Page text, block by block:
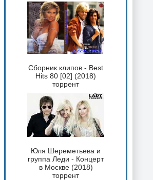
Сборник клипов - Best
Hits 80 [02] (2018)
торрент
Юля Шереметьева и
группа Леди - Концерт
в Москве (2018)
торрент